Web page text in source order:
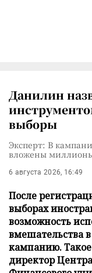
Данилин
выборы
Эксперт: В
вложены
6 августа 2026, 16:49
После
выборах
возможность
вмешательства
кампанию.
директор